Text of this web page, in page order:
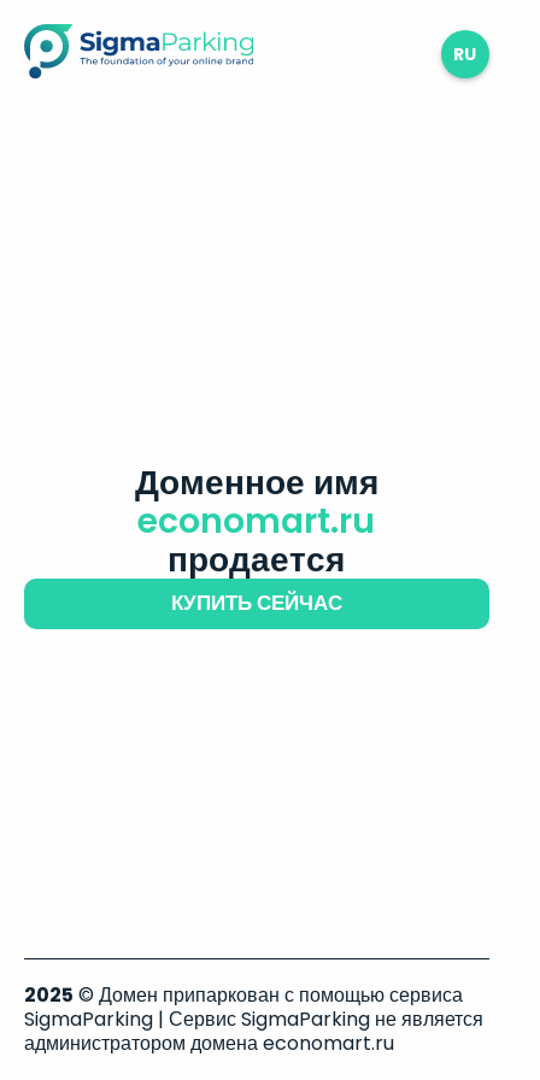
RU
Доменное имя
economart.ru
продается
КУПИТЬ СЕЙЧАС
2025 © Домен припаркован с помощью сервиса
SigmaParking | Сервис SigmaParking не является
администратором домена economart.ru